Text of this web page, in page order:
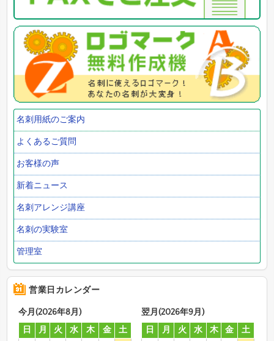
名刺用紙のご案内
よくあるご質問
お客様の声
新着ニュース
名刺アレンジ講座
名刺の実験室
管理室
営業日カレンダー
今月(2026年8月)
日
月 火 水 木 金 土
翌月(2026年9月)
日
月 火 水 木 金 土